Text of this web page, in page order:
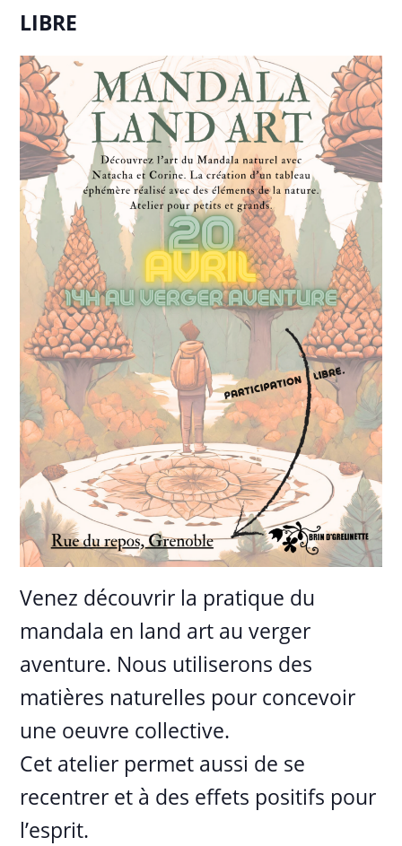
LIBRE
Venez découvrir la pratique du
mandala en land art au verger
aventure. Nous utiliserons des
matières naturelles pour concevoir
une oeuvre collective.
Cet atelier permet aussi de se
recentrer et à des effets positifs pour
l’esprit.